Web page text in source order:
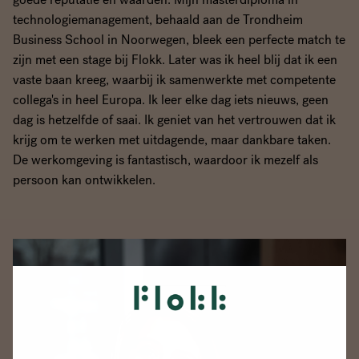
technologiemanagement, behaald aan de Trondheim
Business School in Noorwegen, bleek een perfecte match te
zijn met een stage bij Flokk. Later was ik heel blij dat ik een
vaste baan kreeg, waarbij ik samenwerkte met competente
collega's in heel Europa. Ik leer elke dag iets nieuws, geen
dag is hetzelfde of saai. Ik geniet van het vertrouwen dat ik
krijg om te werken met uitdagende, maar dankbare taken.
De werkomgeving is fantastisch, waardoor ik mezelf als
persoon kan ontwikkelen.